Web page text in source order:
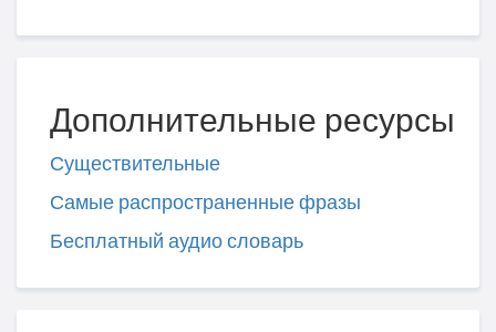
Дополнительные ресурсы
Существительные
Самые распространенные фразы
Бесплатный аудио словарь